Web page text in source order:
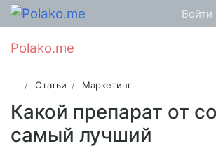
Войти
Polako.me
Статьи Маркетинг
Какой препарат от
самый лучший